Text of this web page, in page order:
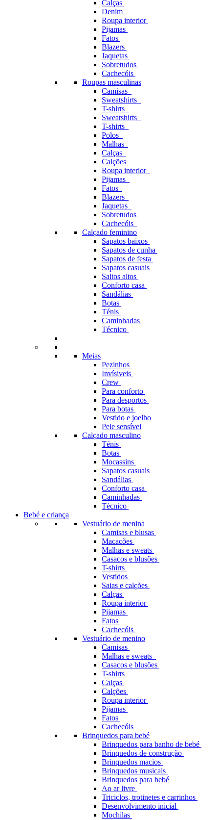
Calças
Denim
Roupa interior
Pijamas
Fatos
Blazers
Jaquetas
Sobretudos
Cachecóis
Roupas masculinas
Camisas
Sweatshirts
T-shirts
Sweatshirts
T-shirts
Polos
Malhas
Calças
Calções
Roupa interior
Pijamas
Fatos
Blazers
Jaquetas
Sobretudos
Cachecóis
Calçado feminino
Sapatos baixos
Sapatos de cunha
Sapatos de festa
Sapatos casuais
Saltos altos
Conforto casa
Sandálias
Botas
Ténis
Caminhadas
Técnico
Meias
Pezinhos
Invísiveis
Crew
Para conforto
Para desportos
Para botas
Vestido e joelho
Pele sensível
Calçado masculino
Ténis
Botas
Mocassins
Sapatos casuais
Sandálias
Conforto casa
Caminhadas
Técnico
Bebé e criança
Vestuário de menina
Camisas e blusas
Macacões
Malhas e sweats
Casacos e blusões
T-shirts
Vestidos
Saias e calções
Calças
Roupa interior
Pijamas
Fatos
Cachecóis
Vestuário de menino
Camisas
Malhas e sweats
Casacos e blusões
T-shirts
Calças
Calções
Roupa interior
Pijamas
Fatos
Cachecóis
Brinquedos para bebé
Brinquedos para banho de bebé
Brinquedos de construção
Brinquedos macios
Brinquedos musicais
Brinquedos para bebé
Ao ar livre
Triciclos, trotinetes e carrinhos
Desenvolvimento inicial
Mochilas